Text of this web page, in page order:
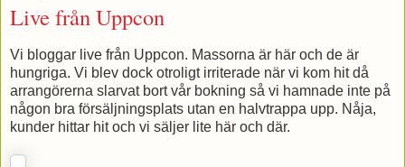
Live från Uppcon
Vi bloggar live från Uppcon. Massorna är här och de är
hungriga. Vi blev dock otroligt irriterade när vi kom hit då
arrangörerna slarvat bort vår bokning så vi hamnade inte på
någon bra försäljningsplats utan en halvtrappa upp. Nåja,
kunder hittar hit och vi säljer lite här och där.